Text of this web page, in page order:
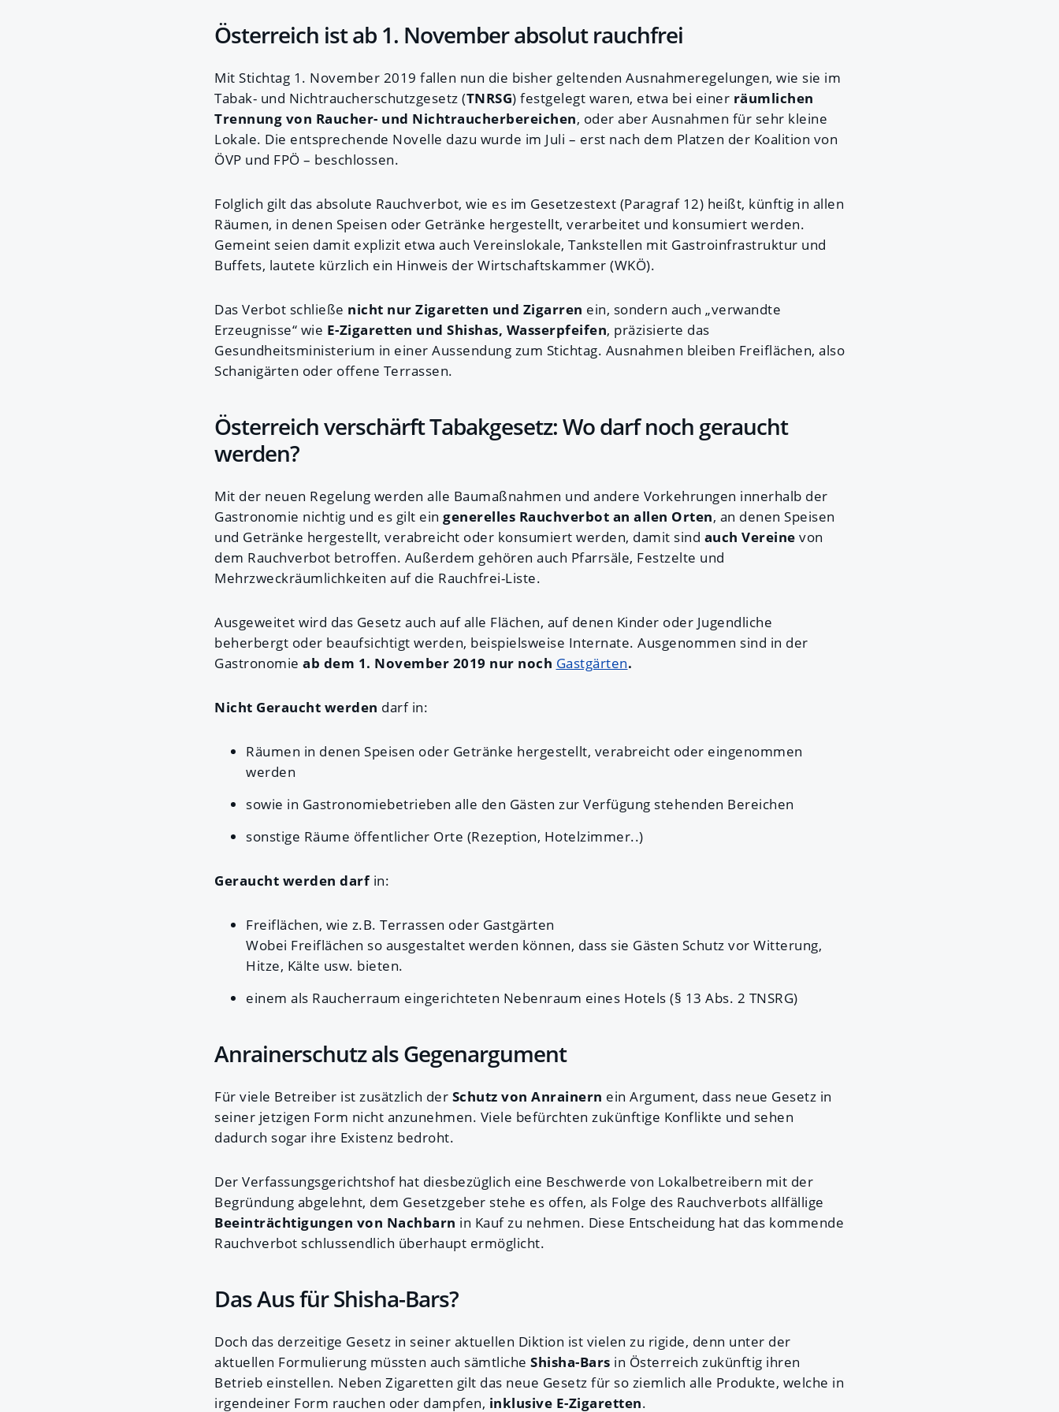
Österreich ist ab 1. November absolut rauchfrei
Mit Stichtag 1. November 2019 fallen nun die bisher geltenden Ausnahmeregelungen, wie sie im
Tabak- und Nichtraucherschutzgesetz (TNRSG) festgelegt waren, etwa bei einer räumlichen
Trennung von Raucher- und Nichtraucherbereichen, oder aber Ausnahmen für sehr kleine
Lokale. Die entsprechende Novelle dazu wurde im Juli – erst nach dem Platzen der Koalition von
ÖVP und FPÖ – beschlossen.
Folglich gilt das absolute Rauchverbot, wie es im Gesetzestext (Paragraf 12) heißt, künftig in allen
Räumen, in denen Speisen oder Getränke hergestellt, verarbeitet und konsumiert werden.
Gemeint seien damit explizit etwa auch Vereinslokale, Tankstellen mit Gastroinfrastruktur und
Buffets, lautete kürzlich ein Hinweis der Wirtschaftskammer (WKÖ).
Das Verbot schließe nicht nur Zigaretten und Zigarren ein, sondern auch „verwandte
Erzeugnisse“ wie E-Zigaretten und Shishas, Wasserpfeifen, präzisierte das
Gesundheitsministerium in einer Aussendung zum Stichtag. Ausnahmen bleiben Freiflächen, also
Schanigärten oder offene Terrassen.
Österreich verschärft Tabakgesetz: Wo darf noch geraucht
werden?
Mit der neuen Regelung werden alle Baumaßnahmen und andere Vorkehrungen innerhalb der
Gastronomie nichtig und es gilt ein generelles Rauchverbot an allen Orten, an denen Speisen
und Getränke hergestellt, verabreicht oder konsumiert werden, damit sind auch Vereine von
dem Rauchverbot betroffen. Außerdem gehören auch Pfarrsäle, Festzelte und
Mehrzweckräumlichkeiten auf die Rauchfrei-Liste.
Ausgeweitet wird das Gesetz auch auf alle Flächen, auf denen Kinder oder Jugendliche
beherbergt oder beaufsichtigt werden, beispielsweise Internate. Ausgenommen sind in der
Gastronomie ab dem 1. November 2019 nur noch Gastgärten.
Nicht Geraucht werden darf in:
Räumen in denen Speisen oder Getränke hergestellt, verabreicht oder eingenommen
werden
sowie in Gastronomiebetrieben alle den Gästen zur Verfügung stehenden Bereichen
sonstige Räume öffentlicher Orte (Rezeption, Hotelzimmer..)
Geraucht werden darfin:
Freiflächen, wie z.B. Terrassen oder Gastgärten
Wobei Freiflächen so ausgestaltet werden können, dass sie Gästen Schutz vor Witterung,
Hitze, Kälte usw. bieten.
einem als Raucherraum eingerichteten Nebenraum eines Hotels (§ 13 Abs. 2 TNSRG)
Anrainerschutz als Gegenargument
Für viele Betreiber ist zusätzlich der Schutz von Anrainern ein Argument, dass neue Gesetz in
seiner jetzigen Form nicht anzunehmen. Viele befürchten zukünftige Konflikte und sehen
dadurch sogar ihre Existenz bedroht.
Der Verfassungsgerichtshof hat diesbezüglich eine Beschwerde von Lokalbetreibern mit der
Begründung abgelehnt, dem Gesetzgeber stehe es offen, als Folge des Rauchverbots allfällige
Beeinträchtigungen von Nachbarn in Kauf zu nehmen. Diese Entscheidung hat das kommende
Rauchverbot schlussendlich überhaupt ermöglicht.
Das Aus für Shisha-Bars?
Doch das derzeitige Gesetz in seiner aktuellen Diktion ist vielen zu rigide, denn unter der
aktuellen Formulierung müssten auch sämtliche Shisha-Bars in Österreich zukünftig ihren
Betrieb einstellen. Neben Zigaretten gilt das neue Gesetz für so ziemlich alle Produkte, welche in
irgendeiner Form rauchen oder dampfen, inklusive E-Zigaretten.